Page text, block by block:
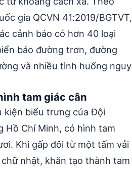
gia QCVN 41:2019/BGTVT,
cảnh báo có hơn 40 loại
báo đường trơn, đường
và nhiều tình huống nguy
tam giác cân
kiện biểu trưng của Đội
Hồ Chí Minh, có hình tam
Khi gấp đôi từ một tấm vải
nhật, khăn tạo thành tam